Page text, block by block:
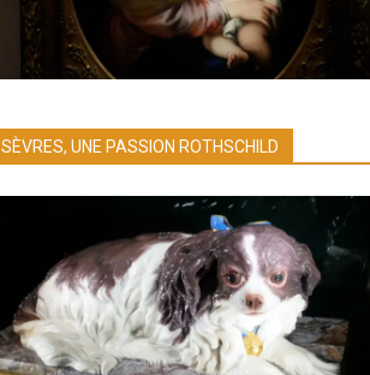
SÈVRES, UNE PASSION ROTHSCHILD